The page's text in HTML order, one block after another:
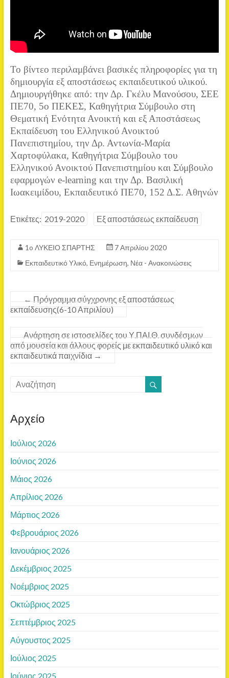
Το βίντεο περιλαμβάνει βασικές πληροφορίες για τη
δημιουργία εξ αποστάσεως εκπαιδευτικού υλικού.
Δημιουργήθηκε από: την Δρ. Γκέλυ Μανούσου, ΣΕΕ
ΠΕ70, 5ο ΠΕΚΕΣ, Καθηγήτρια Σύμβουλο στη
Θεματική Ενότητα Ανοικτή και εξ Αποστάσεως
Εκπαίδευση του Ελληνικού Ανοικτού
Πανεπιστημίου, την Δρ. Αντωνία-Μαρία
Χαρτοφύλακα, Καθηγήτρια Σύμβουλο του
Ελληνικού Ανοικτού Πανεπιστημίου και Σύμβουλο
εφαρμογών e-learning και την Δρ. Βασιλική
Ιωακειμίδου, Εκπαιδευτικό ΠΕ70, 152 Δ.Σ. Αθηνών
Ετικέτες: 2019-2020 Εξ αποστάσεως εκπαίδευση
1o ΛΥΚΕΙΟ ΣΠΑΡΤΗΣ
7 Απριλίου 2020
Εκπαιδευτικό Yλικό, Ενημέρωση, Νέα - Ανακοινώσεις
← Πρόγραμμα σύγχρονης εξ αποστάσεως
εκπαίδευσης(6-10 Απριλίου)
Ανάρτηση σε ιστοσελίδες του Υ.ΠΑΙ.Θ. συνδέσμων
από μουσεία και άλλους φορείς με εκπαιδευτικό υλικό και
εκπαιδευτικά παιχνίδια →
Αρχείο
Ιούλιος 2026
Ιούνιος 2026
Μάιος 2026
Απρίλιος 2026
Μάρτιος 2026
Φεβρουάριος 2026
Ιανουάριος 2026
Δεκέμβριος 2025
Νοέμβριος 2025
Οκτώβριος 2025
Σεπτέμβριος 2025
Αύγουστος 2025
Ιούλιος 2025
Ιούνιος 2025